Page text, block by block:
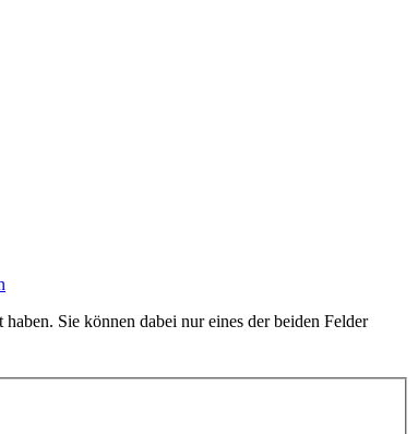
Sie können dabei nur eines der beiden Felder